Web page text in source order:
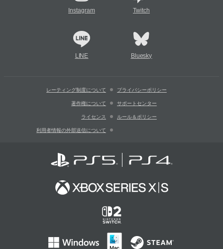
Instagram Twitch
LINE Bluesky
レーティング制度について プライバシーポリシー
著作権について サポートセンター
ライセンス ルール＆ポリシー
利用者情報の外部送信について